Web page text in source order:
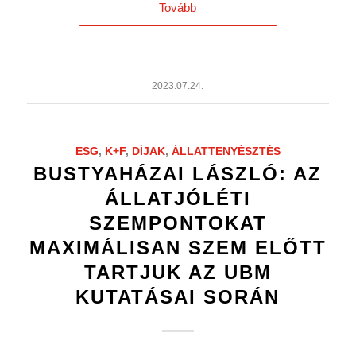
Tovább
2023.07.24.
ESG, K+F, DÍJAK, ÁLLATTENYÉSZTÉS
BUSTYAHÁZAI LÁSZLÓ: AZ
ÁLLATJÓLÉTI
SZEMPONTOKAT
MAXIMÁLISAN SZEM ELŐTT
TARTJUK AZ UBM
KUTATÁSAI SORÁN